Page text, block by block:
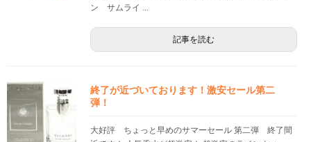
ン サムライ ...
記事を読む
終了が近づいております！激安セール第二
弾！
大好評 ちょっと早めのサマーセール 第二弾 終了間